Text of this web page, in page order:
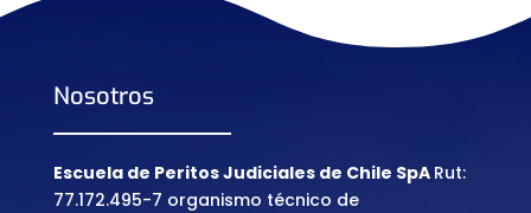
Nosotros
Escuela de Peritos Judiciales de Chile SpA Rut:
77.172.495-7 organismo técnico de